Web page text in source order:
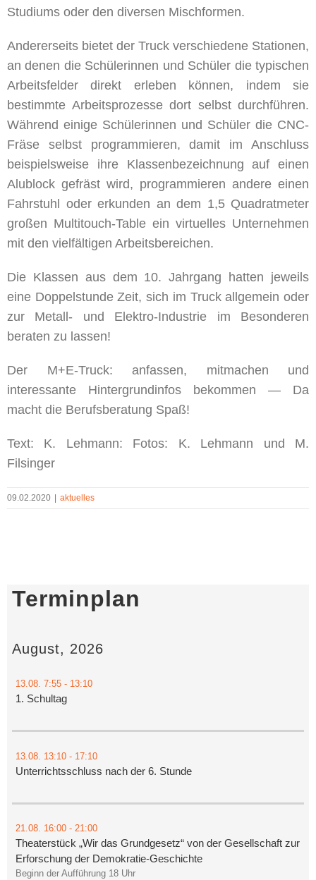
Studiums oder den diversen Mischformen.
Andererseits bietet der Truck verschiedene Stationen,
an denen die Schülerinnen und Schüler die typischen
Arbeitsfelder direkt erleben können, indem sie
bestimmte Arbeitsprozesse dort selbst durchführen.
Während einige Schülerinnen und Schüler die CNC-
Fräse selbst programmieren, damit im Anschluss
beispielsweise ihre Klassenbezeichnung auf einen
Alublock gefräst wird, programmieren andere einen
Fahrstuhl oder erkunden an dem 1,5 Quadratmeter
großen Multitouch-Table ein virtuelles Unternehmen
mit den vielfältigen Arbeitsbereichen.
Die Klassen aus dem 10. Jahrgang hatten jeweils
eine Doppelstunde Zeit, sich im Truck allgemein oder
zur Metall- und Elektro-Industrie im Besonderen
beraten zu lassen!
Der M+E-Truck: anfassen, mitmachen und
interessante Hintergrundinfos bekommen — Da
macht die Berufsberatung Spaß!
Text: K. Lehmann: Fotos: K. Lehmann und M.
Filsinger
09.02.2020 aktuelles
Terminplan
August, 2026
13.08. 7:55 - 13:10
1. Schultag
13.08. 13:10 - 17:10
Unterrichtsschluss nach der 6. Stunde
21.08. 16:00 - 21:00
Theaterstück „Wir das Grundgesetz“ von der Gesellschaft zur
Erforschung der Demokratie-Geschichte
Beginn der Aufführung 18 Uhr